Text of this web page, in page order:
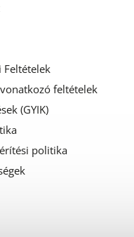
Feltételek
feltételek
(GYIK)
politika